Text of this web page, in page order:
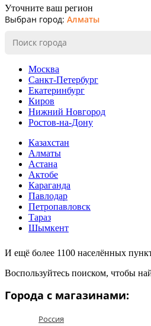
Уточните ваш регион
Выбран город: Алматы
Москва
Санкт-Петербург
Екатеринбург
Киров
Нижний Новгород
Ростов-на-Дону
Казахстан
Алматы
Астана
Актобе
Караганда
Павлодар
Петропавловск
Тараз
Шымкент
И ещё более 1100 населённых
Воспользуйтесь поиском, чтобы
Города с магазинами:
Россия